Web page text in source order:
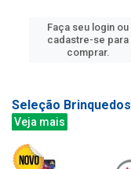
Faça seu login ou
cadastre-se para
comprar.
Seleção Brinquedos
Veja mais